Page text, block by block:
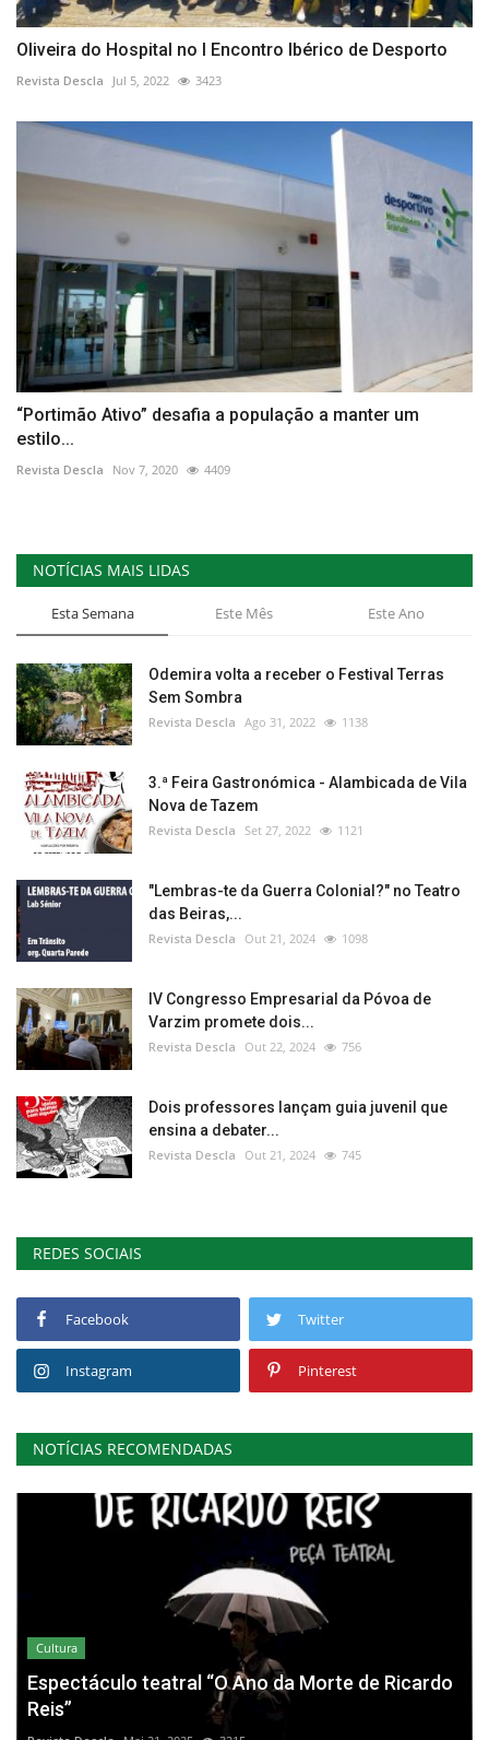
Oliveira do Hospital no I Encontro Ibérico de Desporto
Revista Descla Jul 5, 2022 3423
“Portimão Ativo” desafia a população a manter um
estilo...
Revista Descla Nov 7, 2020 4409
NOTÍCIAS MAIS LIDAS
Esta Semana Este Mês Este Ano
Odemira volta a receber o Festival Terras
Sem Sombra
Revista Descla Ago 31, 2022 1138
3.ª Feira Gastronómica - Alambicada de Vila
Nova de Tazem
Revista Descla Set 27, 2022 1121
"Lembras-te da Guerra Colonial?" no Teatro
das Beiras,...
Revista Descla Out 21, 2024 1098
IV Congresso Empresarial da Póvoa de
Varzim promete dois...
Revista Descla Out 22, 2024 756
Dois professores lançam guia juvenil que
ensina a debater...
Revista Descla Out 21, 2024 745
REDES SOCIAIS
Facebook Twitter
Instagram Pinterest
NOTÍCIAS RECOMENDADAS
Cultura
Espectáculo teatral “O Ano da Morte de Ricardo
Reis”